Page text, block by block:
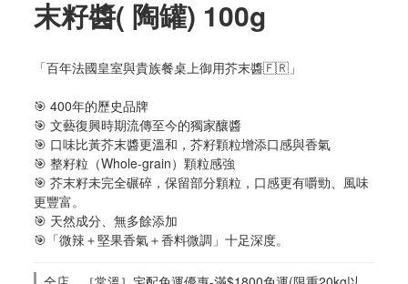
末籽醬( 陶罐) 100g
「百年法國皇室與貴族餐桌上御用芥末醬🇫🇷」
🎯 400年的歷史品牌
🎯 文藝復興時期流傳至今的獨家釀醬
🎯 口味比黃芥末醬更溫和，芥籽顆粒增添口感與香氣
🎯 整籽粒（Whole-grain）顆粒感強
🎯 芥末籽未完全碾碎，保留部分顆粒，口感更有嚼勁、風味
更豐富。
🎯 天然成分、無多餘添加
🎯「微辣＋堅果香氣＋香料微調」十足深度。